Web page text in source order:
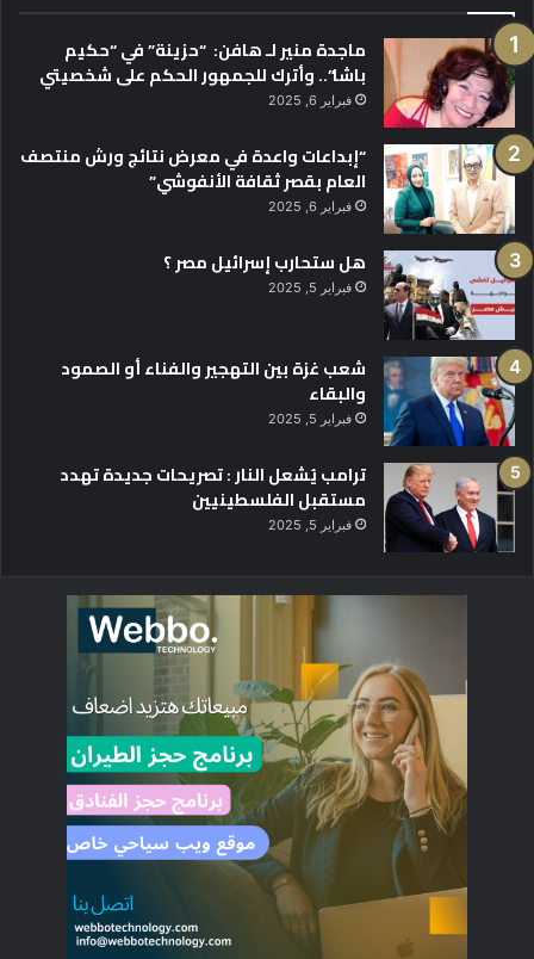
ماجدة منير لـ هافن: “حزينة” في “حكيم
باشا”.. وأترك للجمهور الحكم على شخصيتي
فبراير 6, 2025
“إبداعات واعدة في معرض نتائج ورش منتصف
العام بقصر ثقافة الأنفوشي”
فبراير 6, 2025
هل ستحارب إسرائيل مصر ؟
فبراير 5, 2025
شعب غزة بين التهجير والفناء أو الصمود
والبقاء
فبراير 5, 2025
ترامب يُشعل النار : تصريحات جديدة تهدد
مستقبل الفلسطينيين
فبراير 5, 2025